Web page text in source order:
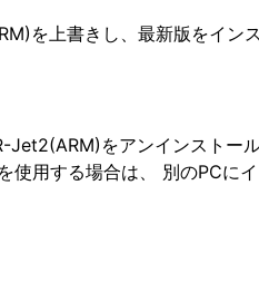
を上書きし、最新版をイン
をアンインストー
使用する場合は、 別のPCに